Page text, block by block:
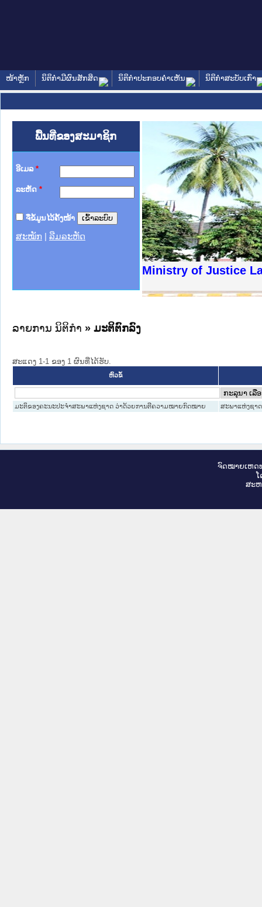
ໜ້າຫຼັກ ນິຕິກໍາມີຜົນສັກສິດ ນິຕິກໍາປະກອບຄໍາເຫັນ ນິຕິກໍາສະບັບເກົ່າ
ພື້ນທີ່ຂອງສະມາຊິກ
ອີເມລ *
ລະຫັດ *
ຈື່ຂໍ້ມູນໄວ້ຄັ້ງໜ້າ
ສະໝັກ ລືມລະຫັດ
Ministry of Justice
າຊົນ ພາກເໜືອ
ການ
ກາງ
ໃຕ້
ຕຳຫຼວດປະຊາຊົນ
ສັນຕິບານປະຊາຊົນ
ກເໜືອ
າຊົນ ພາກກາງ
ລາຍການ ນິຕິກໍາ » ມະຕິຕົກລົງ
ສະແດງ 1-1 ຂອງ 1 ຜົນທີ່ໄດ້ຮັບ.
ຫົວຂໍ້
ມະຕິຂອງຄະນະປະຈຳສະພາແຫ່ງຊາດ ວ່າດ້ວຍການຕີຄວາມໝາຍກົດໝາຍ ສະພາແຫ່ງຊາດ
ຈົດ​ໝາຍ​ເຫດ​
ສະ​ຫ